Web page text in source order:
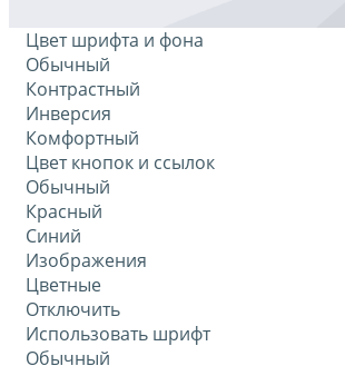
Цвет шрифта и фона
Обычный
Контрастный
Инверсия
Комфортный
Цвет кнопок и ссылок
Обычный
Красный
Синий
Изображения
Цветные
Отключить
Использовать шрифт
Обычный